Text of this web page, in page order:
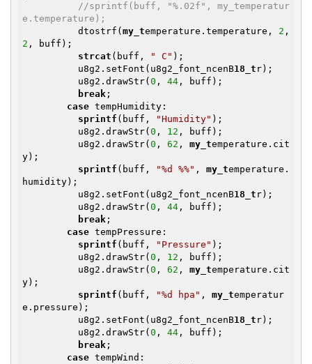
//sprintf(buff, "%.02f", my_temperatur
e.temperature);
          dtostrf(
my_temperature.temperature, 2
2 , buff);
strcat (buff, " C" );
          u8g2.setFont(u8g2_font_ncenB
18_t r);
          u8g2.drawStr(
0 , 44 , buff);
break ;
case tempHumidity:
sprintf (buff, "Humidity" );
          u8g2.drawStr(
0 , 12 , buff);
          u8g2.drawStr(
0 , 62 , my_temperature.cit
y);
sprintf (buff, "%d %%" , my_temperature.
humidity);
          u8g2.setFont(u8g2_font_ncenB
18_t r);
          u8g2.drawStr(
0 , 44 , buff);
break ;
case tempPressure:
sprintf (buff, "Pressure" );
          u8g2.drawStr(
0 , 12 , buff);
          u8g2.drawStr(
0 , 62 , my_temperature.cit
y);
sprintf (buff, "%d hpa" , my_temperatur
e.pressure);
          u8g2.setFont(u8g2_font_ncenB
18_t r);
          u8g2.drawStr(
0 , 44 , buff);
break ;
case tempWind: